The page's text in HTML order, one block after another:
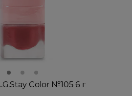
Color №105 6 г